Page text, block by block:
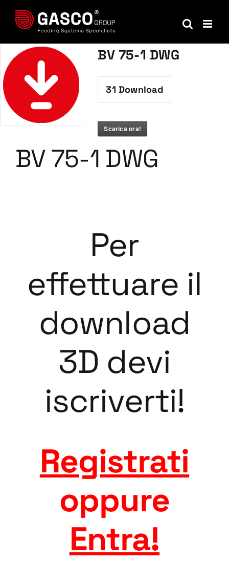
contenuto
BV 75-1 DWG
31 Download
Scarica ora!
BV 75-1 DWG
Per
effettuare il
download
3D devi
iscriverti!
Registrati
oppure
Entra!